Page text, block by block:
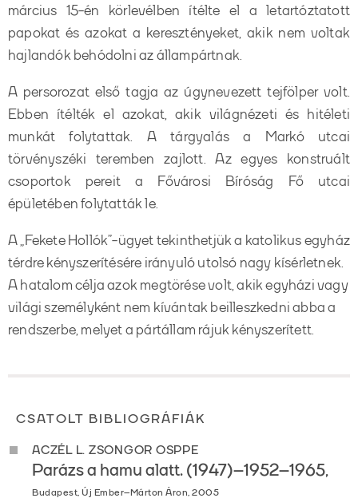
március 15-én körlevélben ítélte el a letartóztatott
papokat és azokat a keresztényeket, akik nem voltak
hajlandók behódolni az állampártnak.
A persorozat első tagja az úgynevezett tejfölper volt.
Ebben ítélték el azokat, akik világnézeti és hitéleti
munkát folytattak. A tárgyalás a Markó utcai
törvényszéki teremben zajlott. Az egyes konstruált
csoportok pereit a Fővárosi Bíróság Fő utcai
épületében folytatták le.
A „Fekete Hollók”-ügyet tekinthetjük a katolikus egyház
térdre kényszerítésére irányuló utolsó nagy kísérletnek.
A hatalom célja azok megtörése volt, akik egyházi vagy
világi személyként nem kívántak beilleszkedni abba a
rendszerbe, melyet a pártállam rájuk kényszerített.
CSATOLT BIBLIOGRÁFIÁK
ACZÉL L. ZSONGOR OSPPE
Parázs a hamu alatt. (1947)–1952–1965,
Budapest, Új Ember–Márton Áron, 2005